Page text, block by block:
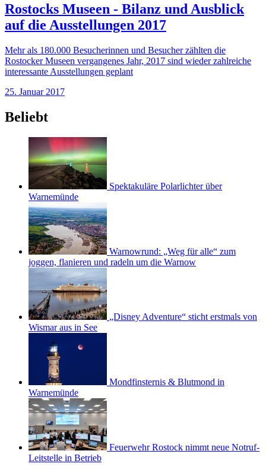
Rostocks Museen - Bilanz und Ausblick
auf die Ausstellungen 2017
Mehr als 180.000 Besucherinnen und Besucher zählten die
Rostocker Museen vergangenes Jahr, 2017 sind wieder zahlreiche
interessante Ausstellungen geplant
25. Januar 2017
Beliebt
Spektakuläre Polarlichter über
Warnemünde
Warnowrund: „Weg für alle“ zum
joggen, flanieren und radeln um die Warnow
„Disney Adventure“ sticht erstmals von
Wismar aus in See
Mondfinsternis & Blutmond in
Warnemünde
Feuerwehr Rostock nimmt neue Notruf-
Leitstelle in Betrieb